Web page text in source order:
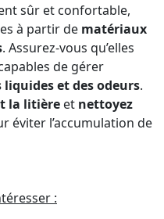
sûr et confortable,
à partir de matériaux
. Assurez-vous qu’elles
de gérer
liquides et des odeurs.
la litière et nettoyez
éviter l’accumulation de
: